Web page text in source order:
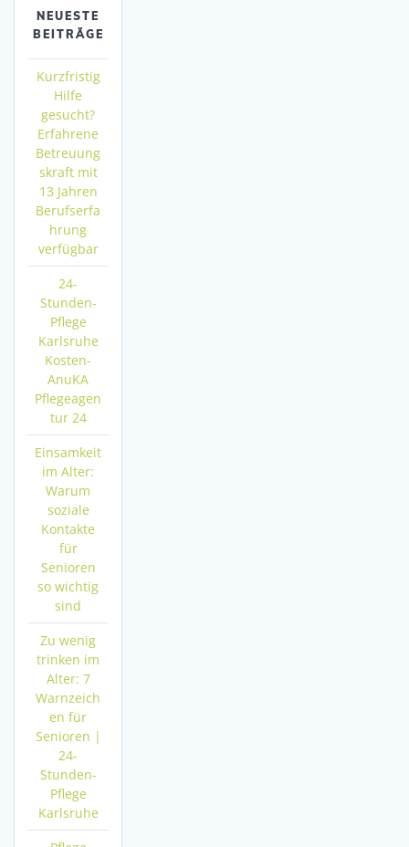
NEUESTE
BEITRÄGE
Kurzfristig
Hilfe
gesucht?
Erfahrene
Betreuung
skraft mit
13 Jahren
Berufserfa
hrung
verfügbar
24-
Stunden-
Pflege
Karlsruhe
Kosten-
AnuKA
Pflegeagen
tur 24
Einsamkeit
im Alter:
Warum
soziale
Kontakte
für
Senioren
so wichtig
sind
Zu wenig
trinken im
Alter: 7
Warnzeich
en für
Senioren |
24-
Stunden-
Pflege
Karlsruhe